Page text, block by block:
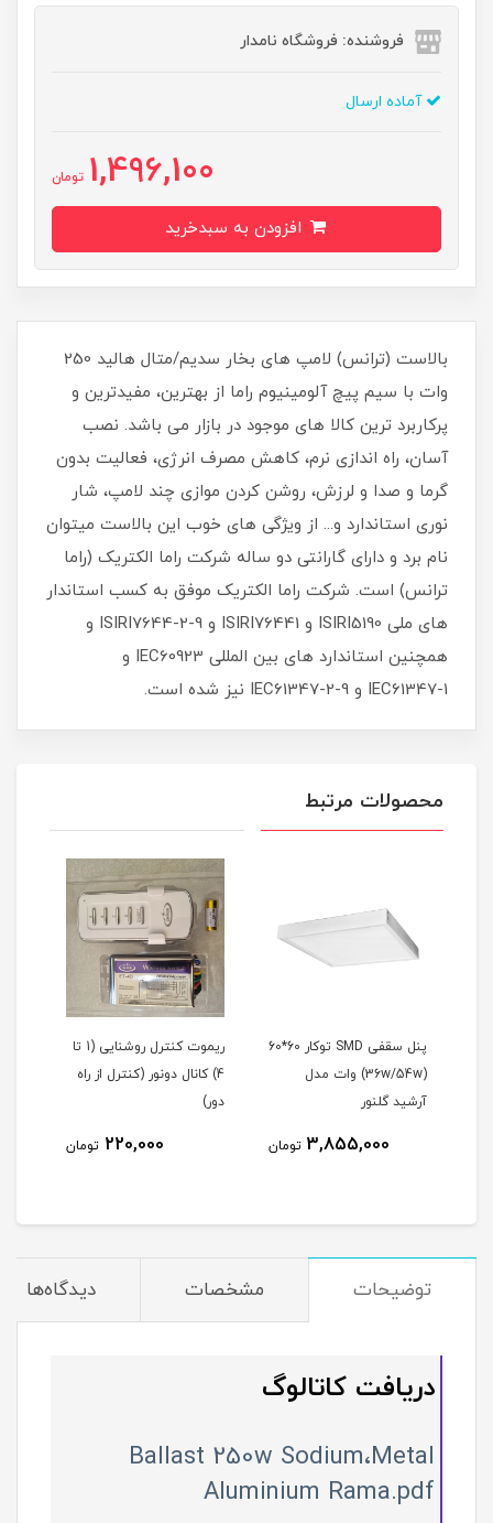
فروشنده: فروشگاه نامدار
آماده ارسال
1,496,100 تومان
بالاست (ترانس) لامپ های بخار سدیم/متال هالید 250
وات با سیم پیچ آلومینیوم راما از بهترین، مفیدترین و
پرکاربرد ترین کالا های موجود در بازار می باشد. نصب
آسان، راه اندازی نرم، کاهش مصرف انرژی، فعالیت بدون
گرما و صدا و لرزش، روشن کردن موازی چند لامپ، شار
نوری استاندارد و... از ویژگی های خوب این بالاست میتوان
نام برد و دارای گارانتی دو ساله شرکت راما الکتریک (راما
ترانس) است. شرکت راما الکتریک موفق به کسب استاندار
های ملی ISIRI5190 و ISIRI76441 و ISIRI7644-2-9 و
همچنین استاندارد های بین المللی IEC60923 و
IEC61347-1 و IEC61347-2-9 نیز شده است.
محصولات مرتبط
پنل سقفی SMD توکار 60*60
(36w/54w) وات مدل
آرشید گلنور
3,855,000 تومان
ریموت کنترل روشنایی (1 تا
4) کانال دونور (کنترل از راه
دور)
220,000 تومان
توضیحات مشخصات دیدگاه‌ها
دریافت کاتالوگ
Ballast 250w Sodium،Metal
Aluminium Rama.pdf